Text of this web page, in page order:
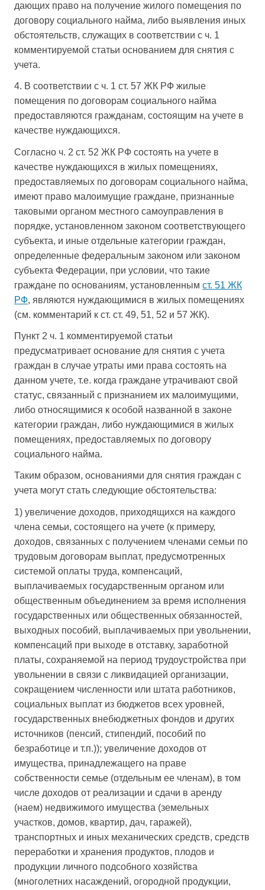
дающих право на получение жилого помещения по
договору социального найма, либо выявления иных
обстоятельств, служащих в соответствии с ч. 1
комментируемой статьи основанием для снятия с
учета.
4. В соответствии с ч. 1 ст. 57 ЖК РФ жилые
помещения по договорам социального найма
предоставляются гражданам, состоящим на учете в
качестве нуждающихся.
Согласно ч. 2 ст. 52 ЖК РФ состоять на учете в
качестве нуждающихся в жилых помещениях,
предоставляемых по договорам социального найма,
имеют право малоимущие граждане, признанные
таковыми органом местного самоуправления в
порядке, установленном законом соответствующего
субъекта, и иные отдельные категории граждан,
определенные федеральным законом или законом
субъекта Федерации, при условии, что такие
граждане по основаниям, установленным ст. 51 ЖК
РФ, являются нуждающимися в жилых помещениях
(см. комментарий к ст. ст. 49, 51, 52 и 57 ЖК).
Пункт 2 ч. 1 комментируемой статьи
предусматривает основание для снятия с учета
граждан в случае утраты ими права состоять на
данном учете, т.е. когда граждане утрачивают свой
статус, связанный с признанием их малоимущими,
либо относящимися к особой названной в законе
категории граждан, либо нуждающимися в жилых
помещениях, предоставляемых по договору
социального найма.
Таким образом, основаниями для снятия граждан с
учета могут стать следующие обстоятельства:
1) увеличение доходов, приходящихся на каждого
члена семьи, состоящего на учете (к примеру,
доходов, связанных с получением членами семьи по
трудовым договорам выплат, предусмотренных
системой оплаты труда, компенсаций,
выплачиваемых государственным органом или
общественным объединением за время исполнения
государственных или общественных обязанностей,
выходных пособий, выплачиваемых при увольнении,
компенсаций при выходе в отставку, заработной
платы, сохраняемой на период трудоустройства при
увольнении в связи с ликвидацией организации,
сокращением численности или штата работников,
социальных выплат из бюджетов всех уровней,
государственных внебюджетных фондов и других
источников (пенсий, стипендий, пособий по
безработице и т.п.)); увеличение доходов от
имущества, принадлежащего на праве
собственности семье (отдельным ее членам), в том
числе доходов от реализации и сдачи в аренду
(наем) недвижимого имущества (земельных
участков, домов, квартир, дач, гаражей),
транспортных и иных механических средств, средств
переработки и хранения продуктов, плодов и
продукции личного подсобного хозяйства
(многолетних насаждений, огородной продукции,